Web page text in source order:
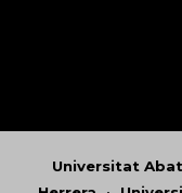
Universitat Abat